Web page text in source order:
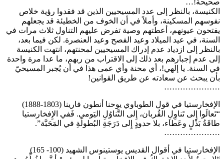
صحيحة!…
الكنيسة، بالنظر إلى عدد المسيحيين الذين قد فقدوا رؤية خلاص
نفوسهم المسكينة، وأملاً في أن الخوف من الخطيئة قد يجعلهم
يفتحون عيونهم، أعطتهم وصية تفرض عليهم التناول ثلاث مرات في
السنة، في عيد الميلاد وعيد الفصح وعيد العنصرة. لكن فيما بعد،
بالنظر إلى ازدياد عدم إدراك المسيحيين لمحنتهم، انتهت الكنيسة
إلى عدم إجبارهم بعد ذلك إلى الاقتراب من ربهم، ما عدا مرة واحدة
في السنة. يا إلهي!، أي محنة وأي عمى هذا في أن يُجبر المسيحيّ
بأن يبحث عن سعادته عن طريق القوانين!
…………………
الإفخارستيا في قول الطوباوي يوحنا أنطون فارينا (1803-1888)
“تَعالَوا إِلى تَناوِلِ القُربان، إِلى التَّناوُلِ اليَومي. فَفي الإِفخارستيا
طاقَةُ بَذْلٍ وعَطاء، بلا حدودٍ إِلى دَرَجَةِ البُطولَةِ في المَحَبَّة”.
…………………
الإفخارستيا في أقوال القديس يوستينوس الشهيد (100- 165)